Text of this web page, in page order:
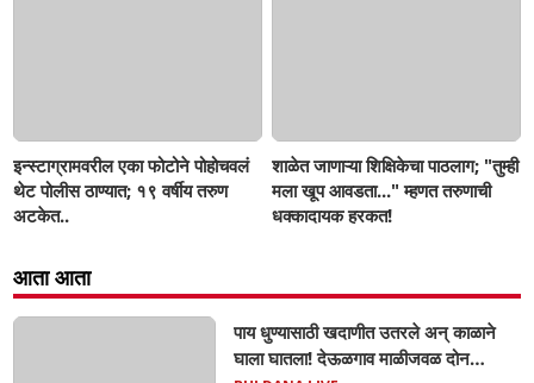
इन्स्टाग्रामवरील एका फोटोने पोहोचवलं
थेट पोलीस ठाण्यात; १९ वर्षीय तरुण
अटकेत..
शाळेत जाणाऱ्या शिक्षिकेचा पाठलाग; "तुम्ही
मला खूप आवडता..." म्हणत तरुणाची
धक्कादायक हरकत!
आता आता
पाय धुण्यासाठी खदाणीत उतरले अन् काळाने
घाला घातला! देऊळगाव माळीजवळ दोन